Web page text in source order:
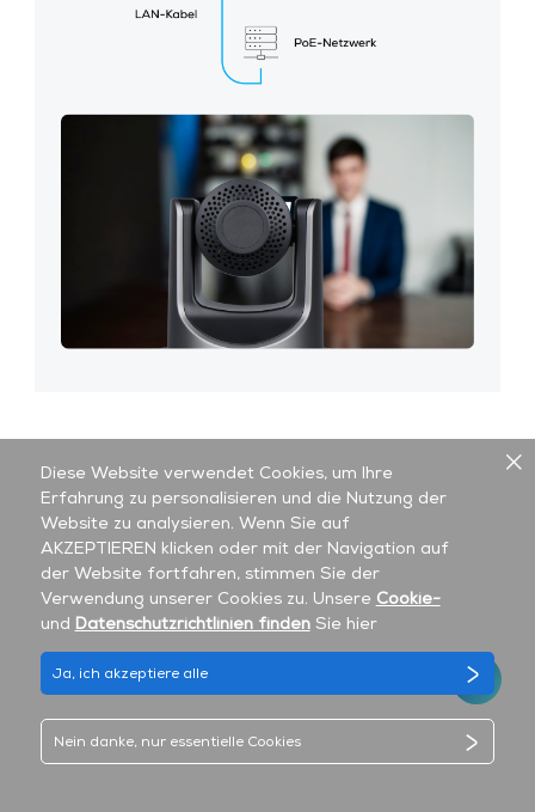
Zoom
Diese Website verwendet Cookies, um Ihre
Erfahrung zu personalisieren und die Nutzung der
Website zu analysieren. Wenn Sie auf
AKZEPTIEREN klicken oder mit der Navigation auf
der Website fortfahren, stimmen Sie der
Verwendung unserer Cookies zu. Unsere Cookie-
und Datenschutzrichtlinien findenSie hier
Ja, ich akzeptiere alle
Nein danke, nur essentielle Cookies